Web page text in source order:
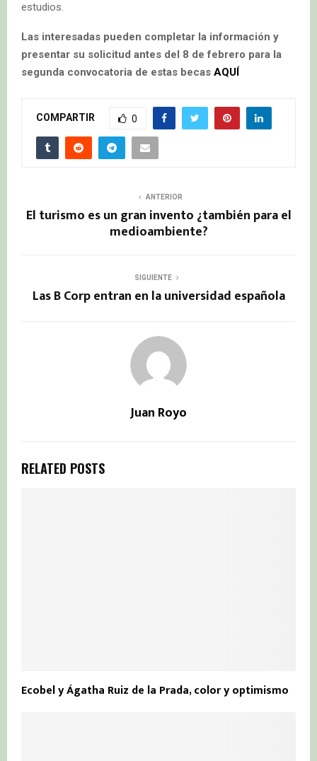
estudios.
Las interesadas pueden completar la información y
presentar su solicitud antes del 8 de febrero para la
segunda convocatoria de estas becas AQUÍ
COMPARTIR 0
ANTERIOR
El turismo es un gran invento ¿también para el
medioambiente?
SIGUIENTE
Las B Corp entran en la universidad española
Juan Royo
RELATED POSTS
Ecobel y Ágatha Ruiz de la Prada, color y optimismo